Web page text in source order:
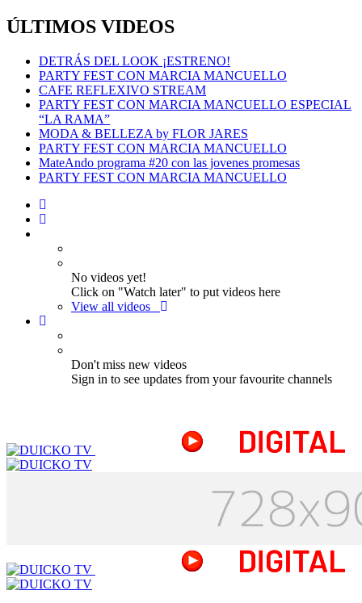
ÚLTIMOS VIDEOS
DETRÁS DEL LOOK ¡ESTRENO!
PARTY FEST CON MARCIA MANCUELLO
CAFE REFLEXIVO STREAM
PARTY FEST CON MARCIA MANCUELLO ESPECIAL
“LA RAMA”
MODA & BELLEZA by FLOR JARES
PARTY FEST CON MARCIA MANCUELLO
MateAndo programa #20 con las jovenes promesas
PARTY FEST CON MARCIA MANCUELLO
No videos yet!
Click on "Watch later" to put videos here
View all videos
Don't miss new videos
Sign in to see updates from your favourite channels